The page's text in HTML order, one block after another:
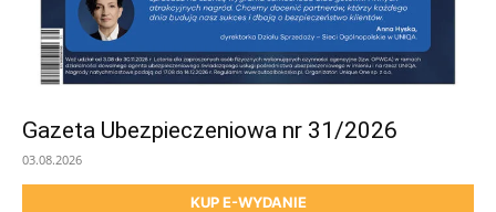
Gazeta Ubezpieczeniowa nr 31/2026
03.08.2026
KUP E-WYDANIE